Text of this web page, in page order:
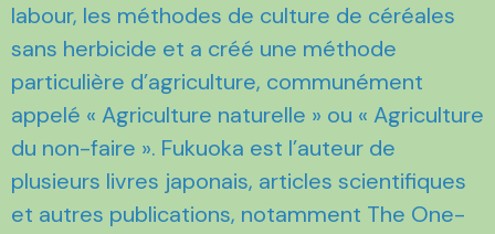
labour, les méthodes de culture de céréales
sans herbicide et a créé une méthode
particulière d’agriculture, communément
appelé « Agriculture naturelle » ou « Agriculture
du non-faire ». Fukuoka est l’auteur de
plusieurs livres japonais, articles scientifiques
et autres publications, notamment The One-